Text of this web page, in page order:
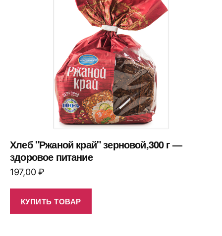
Хлеб "Ржаной край" зерновой,300 г —
здоровое питание
197,00₽
КУПИТЬ ТОВАР